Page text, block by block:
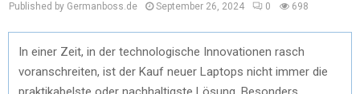
Published by Germanboss.de September 26, 2024 0 698
In einer Zeit, in der technologische Innovationen rasch
voranschreiten, ist der Kauf neuer Laptops nicht immer die